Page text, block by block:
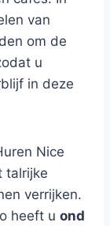
van
om de
u
in deze
Nice
talrijke
verrijken.
heeft u ond